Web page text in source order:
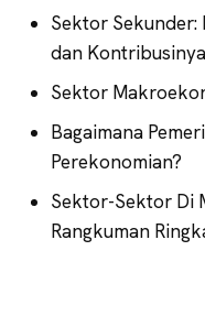
Sektor Sekunder:
dan
Sektor
Bagaimana
Perekonomian?
Sektor-Sektor Di
Rangkuman